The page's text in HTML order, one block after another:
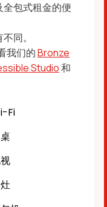
包式租金的便
同。
我们的Bronze
Studio和
Fi